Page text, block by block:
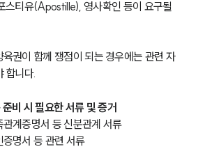
스티유(Apostille), 영사확인 등이 요구될
권이 함께 쟁점이 되는 경우에는 관련 자
합니다.
비 시 필요한 서류 및 증거
계증명서 등 신분관계 서류
명서 등 관련 서류